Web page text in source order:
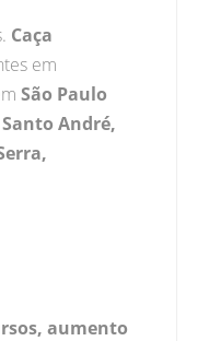
Caça
em
São Paulo
Santo André,
aumento